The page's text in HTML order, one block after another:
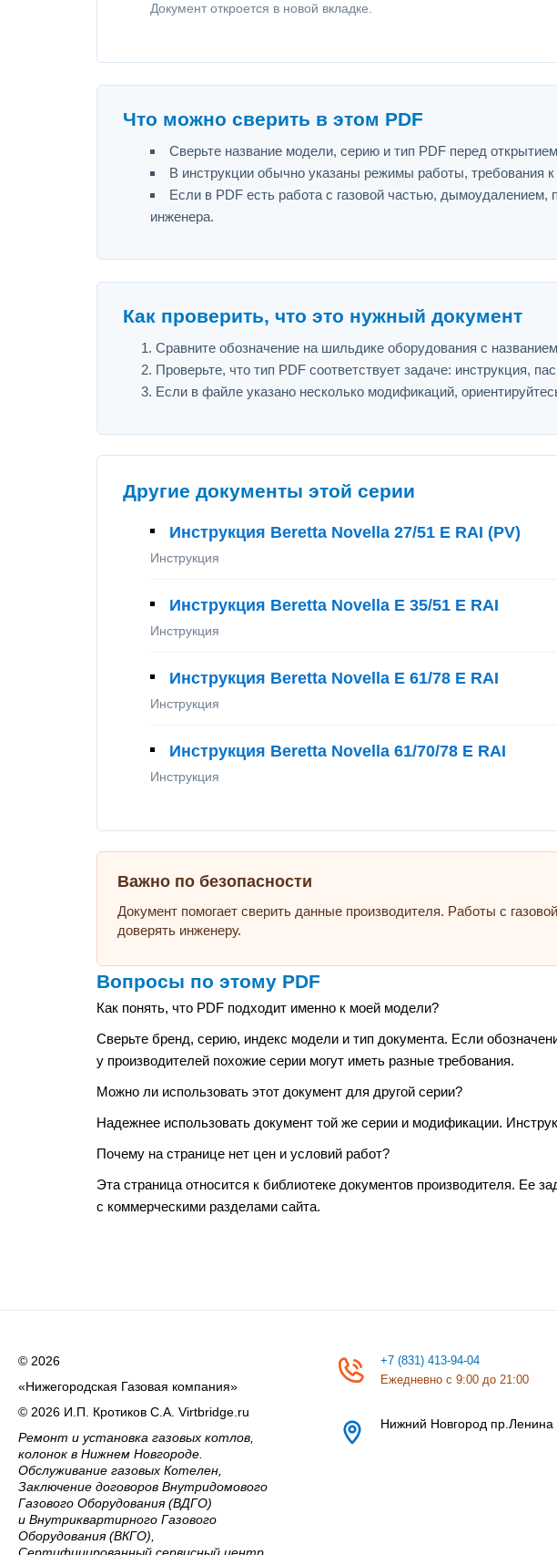
Документ откроется в новой вкладке.
Что можно сверить в этом PDF
Сверьте название модели, серию и тип PDF перед
В инструкции обычно указаны режимы работы, требования
Если в PDF есть работа с газовой частью,
инженера.
Как проверить, что это нужный документ
Сравните обозначение на шильдике оборудования с
Проверьте, что тип PDF соответствует задаче: инструкция,
Если в файле указано несколько модификаций,
Другие документы этой серии
Инструкция Beretta Novella 27/51 E RAI (PV)
Инструкция
Инструкция Beretta Novella E 35/51 E RAI
Инструкция
Инструкция Beretta Novella E 61/78 E RAI
Инструкция
Инструкция Beretta Novella 61/70/78 E RAI
Инструкция
Важно по безопасности
Документ помогает сверить данные производителя. Работы с
доверять инженеру.
Вопросы по этому PDF
Как понять, что PDF подходит именно к моей модели?
Сверьте бренд, серию, индекс модели и тип документа. Если
у производителей похожие серии могут иметь разные требования.
Можно ли использовать этот документ для другой серии?
Надежнее использовать документ той же серии и модификации.
Почему на странице нет цен и условий работ?
Эта страница относится к библиотеке документов производителя. Ее
с коммерческими разделами сайта.
© 2026
«Нижегородская Газовая компания»
© 2026 И.П. Кротиков С.А. Virtbridge.ru
Ремонт и установка газовых котлов,
колонок в Нижнем Новгороде.
Обслуживание газовых Котелен,
Заключение договоров Внутридомового
Газового Оборудования (ВДГО)
и Внутриквартирного Газового
Оборудования (ВКГО),
+7 (831) 413-94-04
Ежедневно с 9:00 до 21:00
Нижний Новгород